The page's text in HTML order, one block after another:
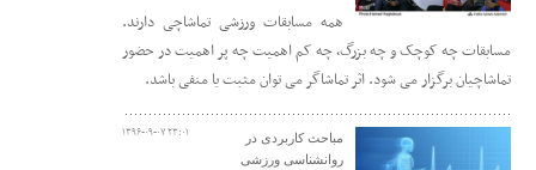
همه مسابقات ورزشی تماشاچی دارند.
مسابقات چه کوچک و چه بزرگ، چه کم اهمیت چه پر اهمیت در حضور
تماشاچیان برگزار می شود. اثر تماشاگر می توان مثبت یا منفی باشد.
۱۳۹۶-۰۹-۰۷ ۲۳:۰۱
مباحث کاربردی در
روانشناسی ورزشی